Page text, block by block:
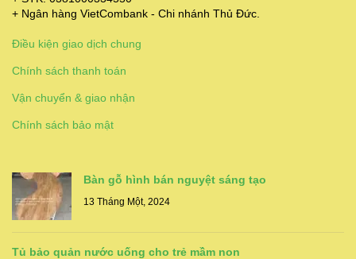
+ Ngân hàng VietCombank - Chi nhánh Thủ Đức.
Điều kiện giao dịch chung
Chính sách thanh toán
Vận chuyển & giao nhận
Chính sách bảo mật
Bàn gỗ hình bán nguyệt sáng tạo
13 Tháng Một, 2024
Tủ bảo quản nước uống cho trẻ mầm non